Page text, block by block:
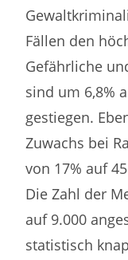
Fällen den
Gefährliche
sind um 6,8%
gestiegen.
Zuwachs bei
von 17% auf
Die Zahl der
auf 9.000
statistisch